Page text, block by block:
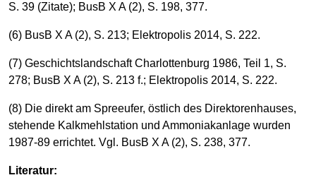
S. 39 (Zitate); BusB X A (2), S. 198, 377.
(6) BusB X A (2), S. 213; Elektropolis 2014, S. 222.
(7) Geschichtslandschaft Charlottenburg 1986, Teil 1, S.
278; BusB X A (2), S. 213 f.; Elektropolis 2014, S. 222.
(8) Die direkt am Spreeufer, östlich des Direktorenhauses,
stehende Kalkmehlstation und Ammoniakanlage wurden
1987-89 errichtet. Vgl. BusB X A (2), S. 238, 377.
Literatur: